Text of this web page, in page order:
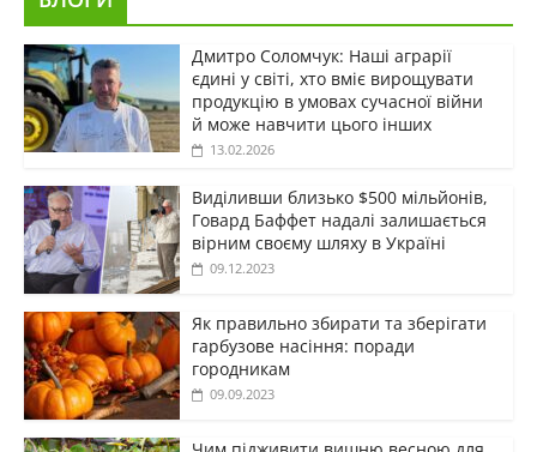
Дмитро Соломчук: Наші аграрії
єдині у світі, хто вміє вирощувати
продукцію в умовах сучасної війни
й може навчити цього інших
13.02.2026
Виділивши близько $500 мільйонів,
Говард Баффет надалі залишається
вірним своєму шляху в Україні
09.12.2023
Як правильно збирати та зберігати
гарбузове насіння: поради
городникам
09.09.2023